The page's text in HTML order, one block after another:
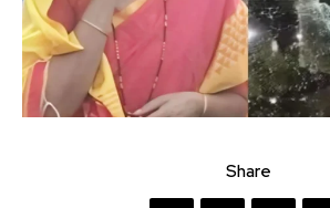
Share